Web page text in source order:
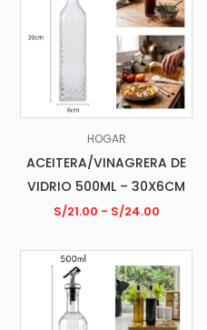
HOGAR
ACEITERA/VINAGRERA DE
VIDRIO 500ML – 30X6CM
S/21.00 - S/24.00